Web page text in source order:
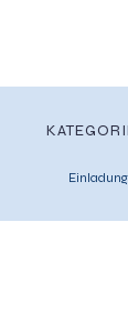
Einladung